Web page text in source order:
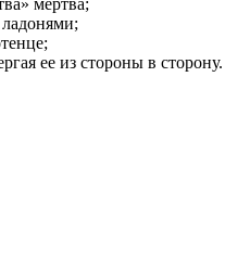
мертва;
ее из стороны в сторону.